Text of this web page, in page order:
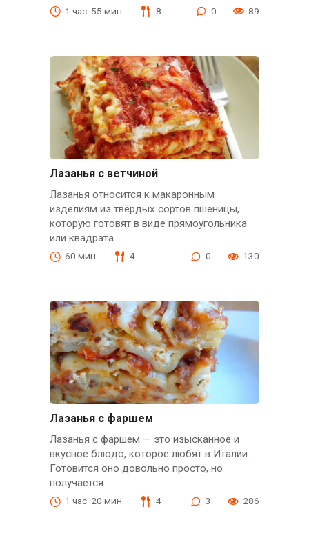
1 час. 55 мин. 8 0 89
Лазанья с ветчиной
Лазанья относится к макаронным
изделиям из твёрдых сортов пшеницы,
которую готовят в виде прямоугольника
или квадрата.
60 мин. 4 0 130
Лазанья с фаршем
Лазанья с фаршем — это изысканное и
вкусное блюдо, которое любят в Италии.
Готовится оно довольно просто, но
получается
1 час. 20 мин. 4 3 286